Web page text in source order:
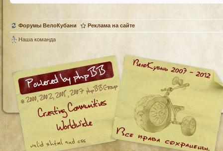
Форумы ВелоКубани Реклама на сайте
Наша команда